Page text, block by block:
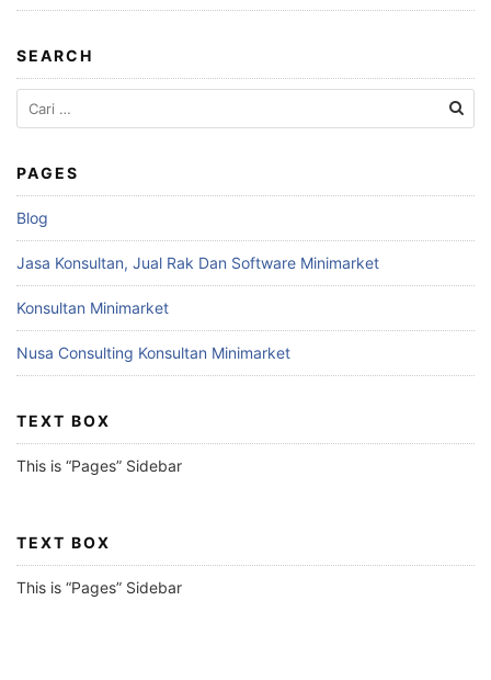
SEARCH
Cari
untuk:
PAGES
Blog
Jasa Konsultan, Jual Rak Dan Software Minimarket
Konsultan Minimarket
Nusa Consulting Konsultan Minimarket
TEXT BOX
This is “Pages” Sidebar
TEXT BOX
This is “Pages” Sidebar